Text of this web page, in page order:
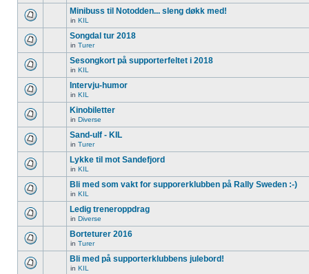
Minibuss til Notodden... sleng døkk med!
in KIL
Songdal tur 2018
in Turer
Sesongkort på supporterfeltet i 2018
in KIL
Intervju-humor
in KIL
Kinobiletter
in Diverse
Sand-ulf - KIL
in Turer
Lykke til mot Sandefjord
in KIL
Bli med som vakt for supporerklubben på Rally Sweden :-)
in KIL
Ledig treneroppdrag
in Diverse
Borteturer 2016
in Turer
Bli med på supporterklubbens julebord!
in KIL